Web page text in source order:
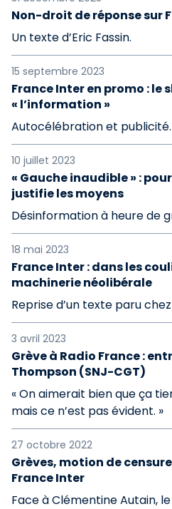
Non-droit de réponse sur
Un texte d’Eric Fassin.
15 septembre 2023
France Inter en promo : le
« l’information »
Autocélébration et publicité.
10 juillet 2023
« Gauche inaudible » :
justifie les moyens
Désinformation à heure de
18 mai 2023
France Inter : dans les
machinerie néolibérale
Reprise d’un texte paru
3 avril 2023
Grève à Radio France :
Thompson (SNJ-CGT)
« On aimerait bien que ça
mais ce n’est pas évident. »
27 octobre 2022
Grèves, motion de
France Inter
Face à Clémentine Autain,